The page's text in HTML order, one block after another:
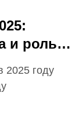
и роль
2025 году